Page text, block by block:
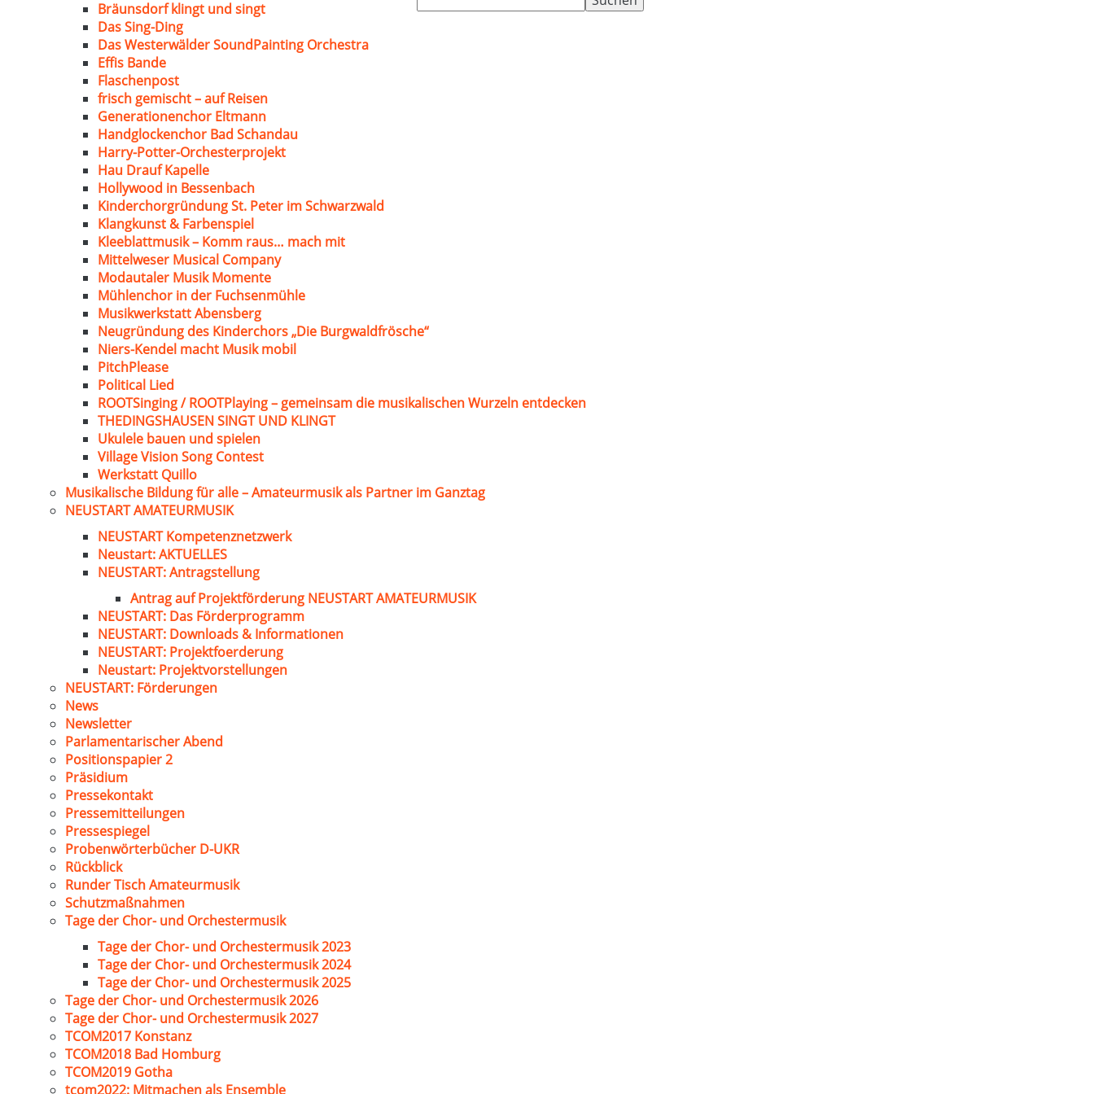
nach:
Bräunsdorf klingt und singt
Das Sing-Ding
Das Westerwälder SoundPainting Orchestra
Effis Bande
Flaschenpost
frisch gemischt – auf Reisen
Generationenchor Eltmann
Handglockenchor Bad Schandau
Harry-Potter-Orchesterprojekt
Hau Drauf Kapelle
Hollywood in Bessenbach
Kinderchorgründung St. Peter im Schwarzwald
Klangkunst & Farbenspiel
Kleeblattmusik – Komm raus… mach mit
Mittelweser Musical Company
Modautaler Musik Momente
Mühlenchor in der Fuchsenmühle
Musikwerkstatt Abensberg
Neugründung des Kinderchors „Die Burgwaldfrösche“
Niers-Kendel macht Musik mobil
PitchPlease
Political Lied
ROOTSinging / ROOTPlaying – gemeinsam die musikalischen Wurzeln entdecken
THEDINGSHAUSEN SINGT UND KLINGT
Ukulele bauen und spielen
Village Vision Song Contest
Werkstatt Quillo
Musikalische Bildung für alle – Amateurmusik als Partner im Ganztag
NEUSTART AMATEURMUSIK
NEUSTART Kompetenznetzwerk
Neustart: AKTUELLES
NEUSTART: Antragstellung
Antrag auf Projektförderung NEUSTART AMATEURMUSIK
NEUSTART: Das Förderprogramm
NEUSTART: Downloads & Informationen
NEUSTART: Projektfoerderung
Neustart: Projektvorstellungen
NEUSTART: Förderungen
News
Newsletter
Parlamentarischer Abend
Positionspapier 2
Präsidium
Pressekontakt
Pressemitteilungen
Pressespiegel
Probenwörterbücher D-UKR
Rückblick
Runder Tisch Amateurmusik
Schutzmaßnahmen
Tage der Chor- und Orchestermusik
Tage der Chor- und Orchestermusik 2023
Tage der Chor- und Orchestermusik 2024
Tage der Chor- und Orchestermusik 2025
Tage der Chor- und Orchestermusik 2026
Tage der Chor- und Orchestermusik 2027
TCOM2017 Konstanz
TCOM2018 Bad Homburg
TCOM2019 Gotha
tcom2022: Mitmachen als Ensemble